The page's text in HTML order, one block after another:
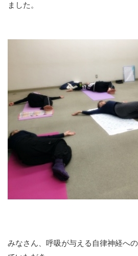
ました。
みなさん、呼吸が与える自律神経へ